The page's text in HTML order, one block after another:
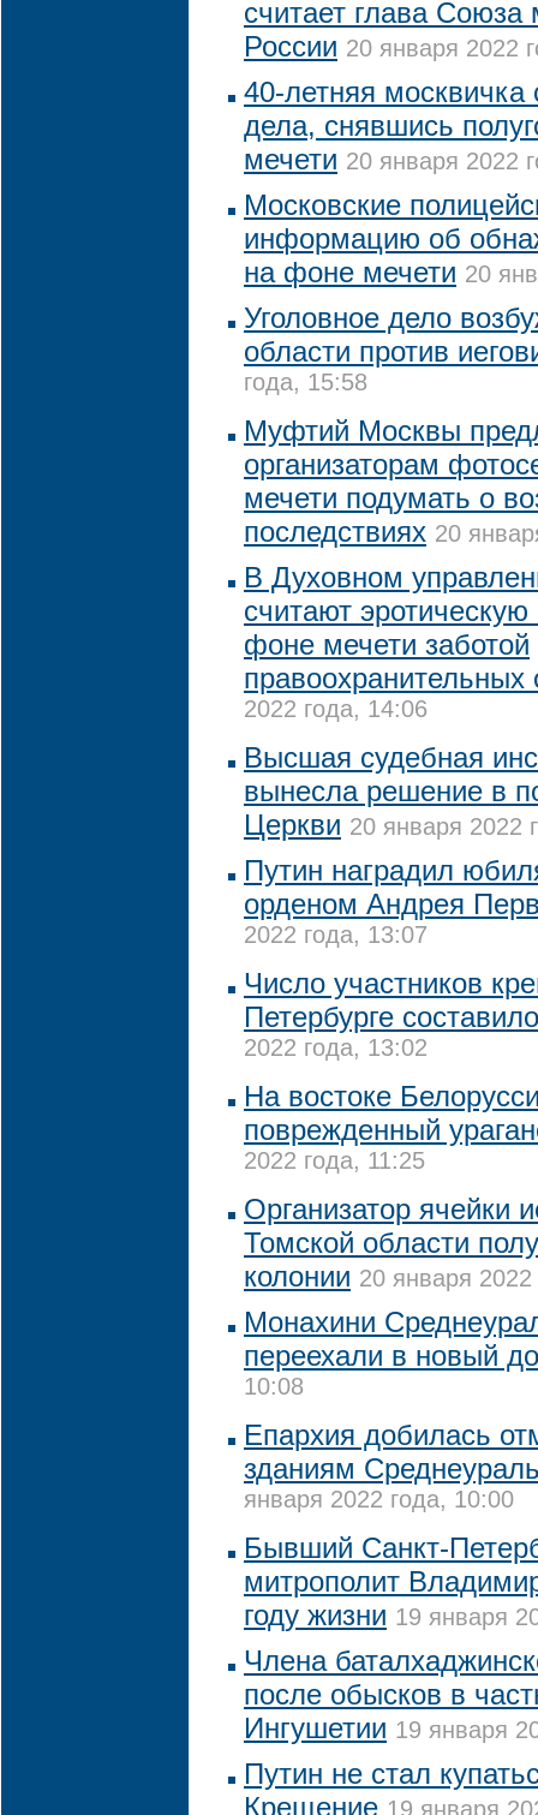
считает глава Союза
России 20 января 2022
40-летняя москвичка
дела, снявшись
мечети 20 января 2022
Московские
информацию об
на фоне мечети 20
Уголовное дело
области против
года, 15:58
Муфтий Москвы
организаторам
мечети подумать о
последствиях 20
В Духовном
считают
фоне мечети заботой
правоохранительных
2022 года, 14:06
Высшая судебная
вынесла решение в
Церкви 20 января 2022
Путин наградил
орденом Андрея
2022 года, 13:07
Число участников
Петербурге
2022 года, 13:02
На востоке
поврежденный
2022 года, 11:25
Организатор ячейки
Томской области
колонии 20 января
Монахини
переехали в новый
10:08
Епархия добилась
зданиям
января 2022 года, 10:00
Бывший Санкт-
митрополит
году жизни 19 января
Члена
после обысков в
Ингушетии 19 января
Путин не стал
Крещение 19 января